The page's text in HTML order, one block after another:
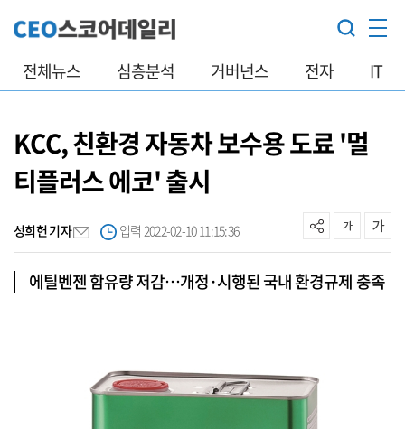
전체뉴스 심층분석 거버넌스 전자 IT
KCC, 친환경 자동차 보수용 도료 '멀
티플러스 에코' 출시
성희헌 기자 입력 2022-02-10 11:15:36
에틸벤젠 함유량 저감…개정·시행된 국내 환경규제 충족